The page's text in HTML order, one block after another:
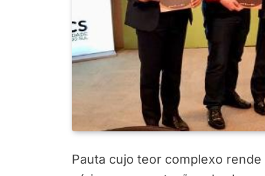
Pauta cujo teor complexo